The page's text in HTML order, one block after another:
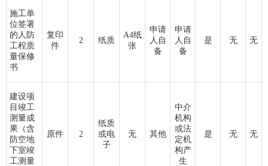
施工单
位签署
的人防
工程质
量保修
书
复印
件
2 纸质
A4纸
张
申请
人自
备
申请
人自
备
是 无 无
建设项
目竣工
测量成
果（含
防空地
下室竣
工测量
原件 2
纸质
或电
子
无 其他
中介
机构
或法
定机
构产
生
是 无 无